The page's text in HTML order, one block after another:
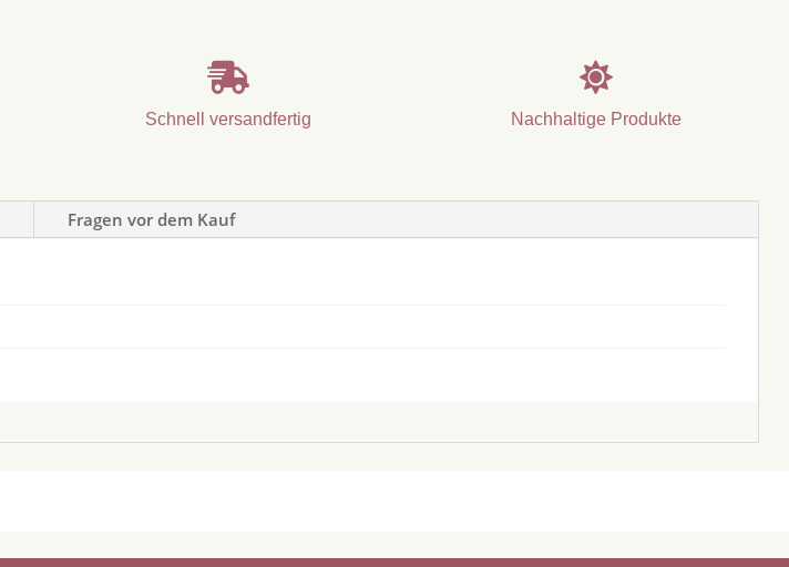

Schnell versandfertig

Nachhaltige Produkte
Fragen vor dem Kauf